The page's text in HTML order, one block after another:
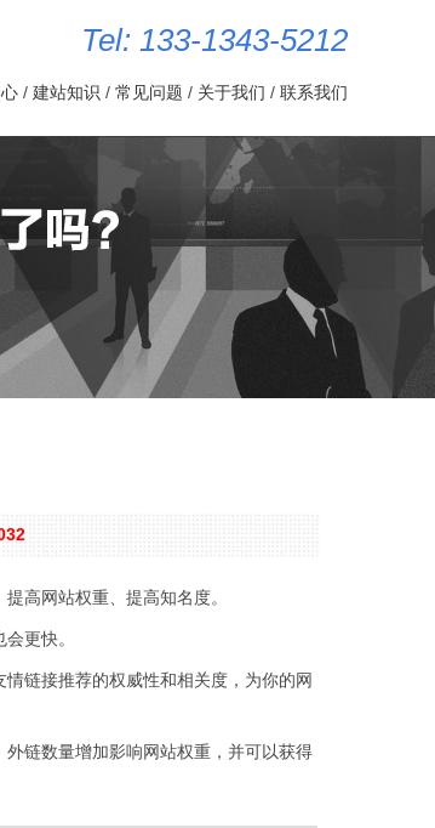
Tel: 133-1343-5212
/ 建站知识 / 常见问题 / 关于我们 / 联系我们
高网站权重、提高知名度。
更快。
链接推荐的权威性和相关度，为你的网
链数量增加影响网站权重，并可以获得